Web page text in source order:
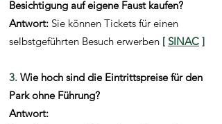
Besichtigung auf eigene Faust kaufen?
Antwort: Sie können Tickets für einen
selbstgeführten Besuch erwerben [ SINAC ]
3. Wie hoch sind die Eintrittspreise für den
Park ohne Führung?
Antwort: